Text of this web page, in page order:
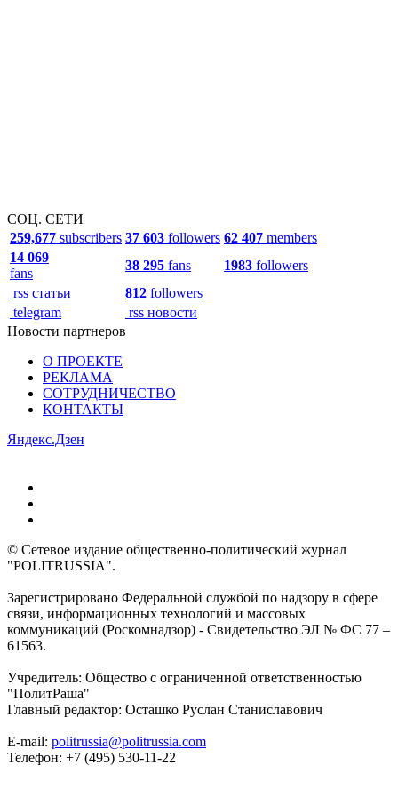
СОЦ. СЕТИ
259,677 subscribers 37 603 followers 62 407 members
14 069
fans
38 295 fans 1983 followers
rss статьи
812 followers
telegram
rss новости
Новости партнеров
О ПРОЕКТЕ
РЕКЛАМА
СОТРУДНИЧЕСТВО
КОНТАКТЫ
Яндекс.Дзен
© Сетевое издание общественно-политический журнал
"POLITRUSSIA".
Зарегистрировано Федеральной службой по надзору в сфере
связи, информационных технологий и массовых
коммуникаций (Роскомнадзор) - Свидетельство ЭЛ № ФС 77 –
61563.
Учредитель: Общество с ограниченной ответственностью
"ПолитРаша"
Главный редактор: Осташко Руслан Станиславович
E-mail: politrussia@politrussia.com
Телефон: +7 (495) 530-11-22